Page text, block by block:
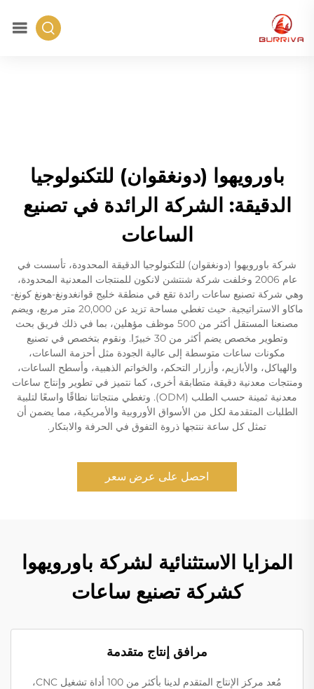
باورويهوا (دونغقوان) للتكنولوجيا
الدقيقة: الشركة الرائدة في تصنيع
الساعات
شركة باورويهوا (دونغقوان) للتكنولوجيا الدقيقة المحدودة، تأسست في
عام 2006 وخلفت شركة شنتشن لانكون للمنتجات المعدنية المحدودة،
وهي شركة تصنيع ساعات رائدة تقع في منطقة خليج قوانغدونغ-هونغ كونغ-
ماكاو الاستراتيجية. حيث تغطي مساحة تزيد عن 20,000 متر مربع، ويضم
مصنعنا المستقل أكثر من 500 موظف مؤهلين، بما في ذلك فريق بحث
وتطوير مخصص يضم أكثر من 30 خبيرًا. ونقوم بتخصص في تصنيع
مكونات ساعات متوسطة إلى عالية الجودة مثل أحزمة الساعات،
والهياكل، والأبازيم، وأزرار التحكم، والخواتم الذهبية، وأسطح الساعات،
ومنتجات معدنية دقيقة متطابقة أخرى، كما نتميز في تطوير وإنتاج ساعات
معدنية ثمينة حسب الطلب (ODM). وتغطي منتجاتنا نطاقًا واسعًا لتلبية
الطلبات المتقدمة لكل من الأسواق الأوروبية والأمريكية، مما يضمن أن
تمثل كل ساعة ننتجها ذروة التفوق في الحرفة والابتكار.
احصل على عرض سعر
المزايا الاستثنائية لشركة باورويهوا
كشركة تصنيع ساعات
مرافق إنتاج متقدمة
مُعد مركز الإنتاج المتقدم لدينا بأكثر من 100 أداة تشغيل CNC،